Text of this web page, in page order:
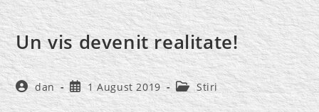
Un vis devenit realitate!
Post
author:
dan
Post
published:
1 August 2019
Post
category:
Stiri